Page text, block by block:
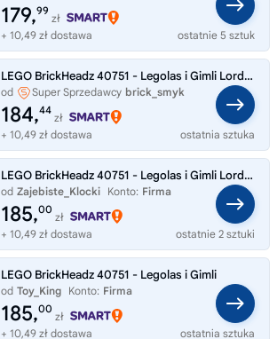
179,99
zł
+ 10,49 zł dostawa
ostatnie 5 sztuk
LEGO BrickHeadz 40751 - Legolas i Gimli Lord of the Rings
od Super Sprzedawcy brick_smyk
184,44
zł
+ 10,49 zł dostawa
ostatnia sztuka
LEGO BrickHeadz 40751 - Legolas i Gimli Lord of the Rings
od Zajebiste_Klocki Konto: Firma
185,00
zł
+ 10,49 zł dostawa
ostatnie 2 sztuki
LEGO BrickHeadz 40751 - Legolas i Gimli
od Toy_King Konto: Firma
185,00
zł
+ 10,49 zł dostawa
ostatnia sztuka